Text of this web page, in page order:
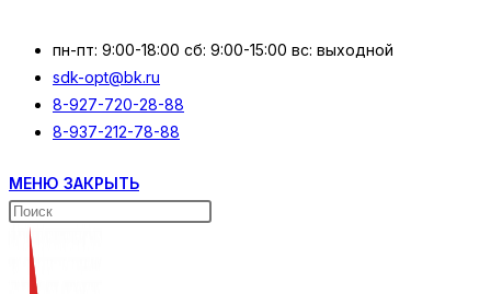
содержимому
пн-пт: 9:00-18:00 сб: 9:00-15:00 вс: выходной
sdk-opt@bk.ru
8-927-720-28-88
8-937-212-78-88
МЕНЮ ЗАКРЫТЬ
Поиск
сайте